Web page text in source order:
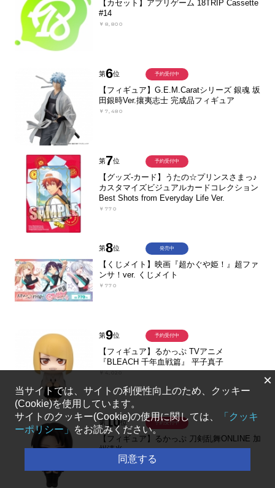
【カセット】アプリゲーム 18TRIP Cassette
#14
￥8,800
第6位
【フィギュア】G.E.M.Caratシリーズ 銀魂 坂
田銀時Ver.攘夷志士 完成品フィギュア
￥7,480
予約受付中
第7位
【グッズ-カード】うたの☆プリンスさまっ♪
カスタマイズビジュアルカードコレクション
Best Shots from Everyday Life Ver.
￥770
予約受付中
第8位
【くじメイト】映画『超かぐや姫！』超ファ
ンサ！ver. くじメイト
￥770
発売中
第9位
【フィギュア】るかっぷ TVアニメ
『BLEACH 千年血戦篇』 平子真子
予約受付中
第10位
【フィギュア】るかっぷ 刀剣乱舞ONLINE 加
州清光
￥4,301
予約受付中
×
当サイトでは、サイトの利便性向上のため、クッキー
(Cookie)を使用しています。
サイトのクッキー(Cookie)の使用に関しては、
「クッキ
ーポリシー」 をお読みください。
同意する